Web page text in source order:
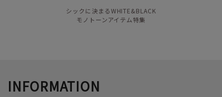
シックに決まるWHITE&BLACK
モノトーンアイテム特集
INFORMATION